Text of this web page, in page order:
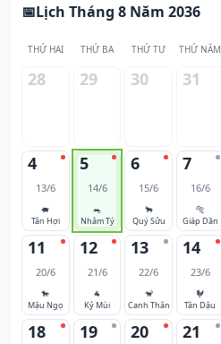
Lịch Tháng 8 Năm 2036
THỨ HAI THỨ BA THỨ TƯ THỨ NĂM
28 29 30 31
4
13/6
🐖
Tân Hợi
5
14/6
🐀
Nhâm Tý
6
15/6
🐂
Quý Sửu
7
16/6
🐅
Giáp Dần
11
20/6
🐎
Mậu Ngọ
12
21/6
🐐
Kỷ Mùi
13
22/6
🐒
Canh Thân
14
23/6
🐓
Tân Dậu
18 19 20 21